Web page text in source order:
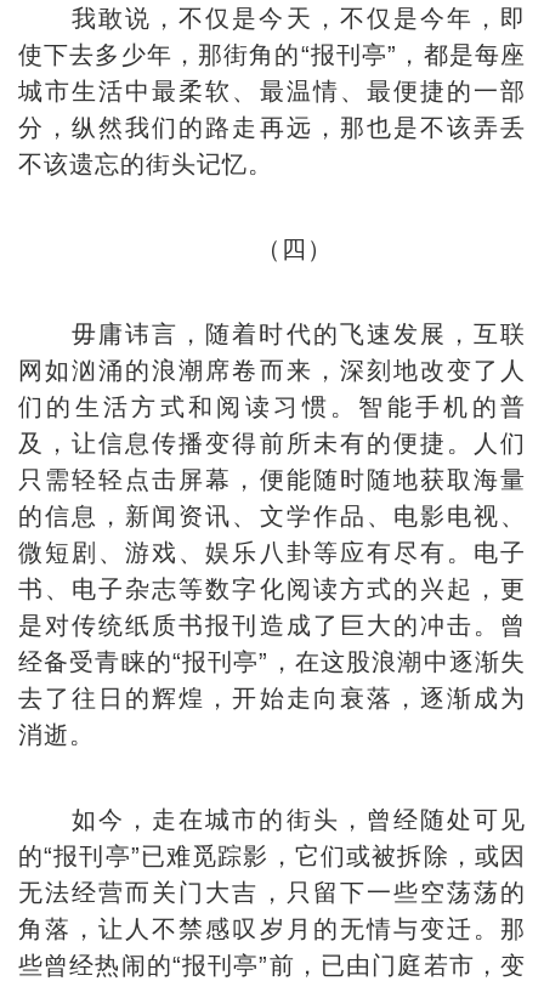
我敢说，不仅是今天，不仅是今年，即
使下去多少年，那街角的“报刊亭”，都是每座
城市生活中最柔软、最温情、最便捷的一部
分，纵然我们的路走再远，那也是不该弄丢
不该遗忘的街头记忆。
（四）
毋庸讳言，随着时代的飞速发展，互联
网如汹涌的浪潮席卷而来，深刻地改变了人
们的生活方式和阅读习惯。智能手机的普
及，让信息传播变得前所未有的便捷。人们
只需轻轻点击屏幕，便能随时随地获取海量
的信息，新闻资讯、文学作品、电影电视、
微短剧、游戏、娱乐八卦等应有尽有。电子
书、电子杂志等数字化阅读方式的兴起，更
是对传统纸质书报刊造成了巨大的冲击。曾
经备受青睐的“报刊亭”，在这股浪潮中逐渐失
去了往日的辉煌，开始走向衰落，逐渐成为
消逝。
如今，走在城市的街头，曾经随处可见
的“报刊亭”已难觅踪影，它们或被拆除，或因
无法经营而关门大吉，只留下一些空荡荡的
角落，让人不禁感叹岁月的无情与变迁。那
些曾经热闹的“报刊亭”前，已由门庭若市，变